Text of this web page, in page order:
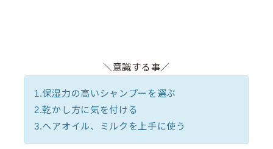
＼意識する事／
1.保湿力の高いシャンプーを選ぶ
2.乾かし方に気を付ける
3.ヘアオイル、ミルクを上手に使う